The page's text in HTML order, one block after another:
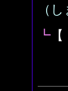
（
┗ 【